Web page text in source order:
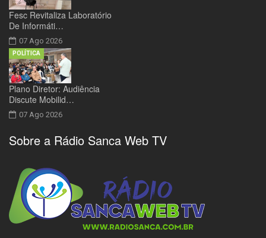
Fesc Revitaliza Laboratório
De Informáti…
07 Ago 2026
Plano Diretor: Audiência
Discute Mobilid…
07 Ago 2026
POLÍTICA
Sobre a Rádio Sanca Web TV